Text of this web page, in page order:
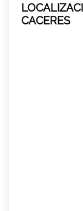
CACERES